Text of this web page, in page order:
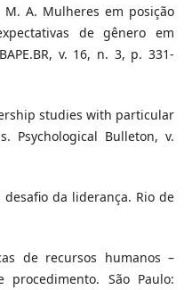
M. A. Mulheres em posição
de gênero em
v. 16, n. 3, p. 331-
studies with particular
Psychological Bulleton, v.
desafio da liderança. Rio de
de recursos humanos –
procedimento. São Paulo: